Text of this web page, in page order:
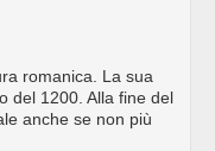
romanica. La sua
del 1200. Alla fine del
anche se non più